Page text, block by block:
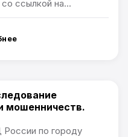
ссылкой на...
мошенничеств.
по городу